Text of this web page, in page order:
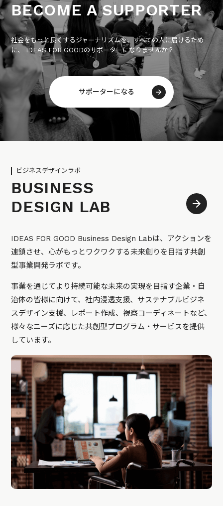
BECOME A SUPPORTER
社会をもっと良くするジャーナリズムを、すべての人に届けるため
に、 IDEAS FOR GOODのサポーターになりませんか？
サポーターになる
ビジネスデザインラボ
BUSINESS
DESIGN LAB
IDEAS FOR GOOD Business Design Labは、アクションを
連鎖させ、心がもっとワクワクする未来創りを目指す共創
型事業開発ラボです。
事業を通じてより持続可能な未来の実現を目指す企業・自
治体の皆様に向けて、社内浸透支援、サステナブルビジネ
スデザイン支援、レポート作成、視察コーディネートなど、
様々なニーズに応じた共創型プログラム・サービスを提供
しています。